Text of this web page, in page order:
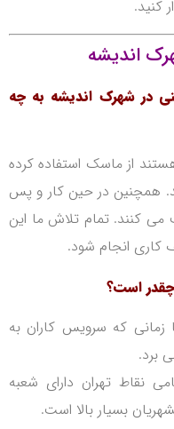
کنید.
اندیشه
در شهرک اندیشه به چه
از ماسک استفاده کرده
همچنین در حین کار و پس
می کنند. تمام تلاش ما این
کاری انجام شود.
است؟
که سرویس کاران به
نقاط تهران دارای شعبه
بسیار بالا است.